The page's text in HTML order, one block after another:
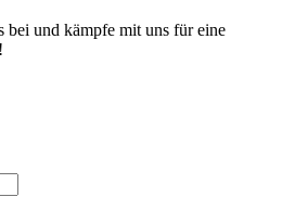
und kämpfe mit uns für eine